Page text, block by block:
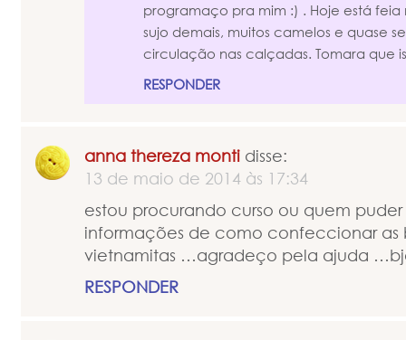
programaço pra mim :) . Hoje está feia
sujo demais, muitos camelos e quase
circulação nas calçadas. Tomara que
RESPONDER
anna thereza monti disse:
13 de maio de 2014 às 17:34
estou procurando curso ou quem
informações de como confeccionar as
vietnamitas …agradeço pela ajuda
RESPONDER